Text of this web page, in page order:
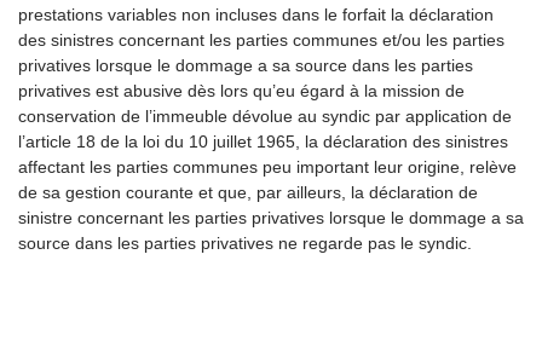
prestations variables non incluses dans le forfait la déclaration
des sinistres concernant les parties communes et/ou les parties
privatives lorsque le dommage a sa source dans les parties
privatives est abusive dès lors qu’eu égard à la mission de
conservation de l’immeuble dévolue au syndic par application de
l’article 18 de la loi du 10 juillet 1965, la déclaration des sinistres
affectant les parties communes peu important leur origine, relève
de sa gestion courante et que, par ailleurs, la déclaration de
sinistre concernant les parties privatives lorsque le dommage a sa
source dans les parties privatives ne regarde pas le syndic.